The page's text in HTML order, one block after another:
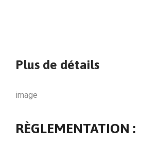
Plus de détails
image
RÈGLEMENTATION :